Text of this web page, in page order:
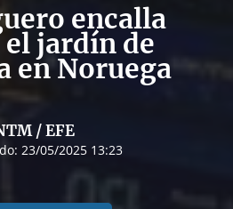
encalla
jardín de
en Noruega
/ EFE
23/05/2025 13:23